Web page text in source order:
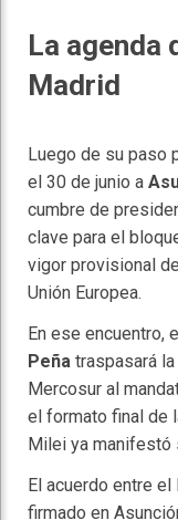
La agenda
Madrid
Luego de su paso
el 30 de junio a
cumbre de
clave para el
vigor provisional
Unión Europea.
En ese encuentro,
Peña traspasará
Mercosur al
el formato final de
Milei ya manifestó
El acuerdo entre
firmado en